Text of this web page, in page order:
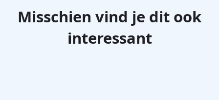
Misschien vind je dit ook
interessant